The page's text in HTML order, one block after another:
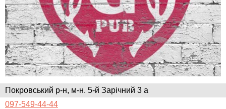
Покровський р-н, м-н. 5-й Зарічний 3 а
097-549-44-44